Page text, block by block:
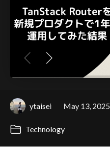
ytaisei May 13, 2025
Technology